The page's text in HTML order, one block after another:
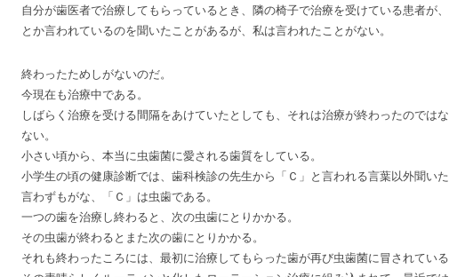
自分が歯医者で治療してもらっているとき、隣の椅子で治療を受けている患者が、
とか言われているのを聞いたことがあるが、私は言われたことがない。
終わったためしがないのだ。
今現在も治療中である。
しばらく治療を受ける間隔をあけていたとしても、それは治療が終わったのでは
ない。
小さい頃から、本当に虫歯菌に愛される歯質をしている。
小学生の頃の健康診断では、歯科検診の先生から「Ｃ」と言われる言葉以外聞いた
言わずもがな、「Ｃ」は虫歯である。
一つの歯を治療し終わると、次の虫歯にとりかかる。
その虫歯が終わるとまた次の歯にとりかかる。
それも終わったころには、最初に治療してもらった歯が再び虫歯菌に冒されている